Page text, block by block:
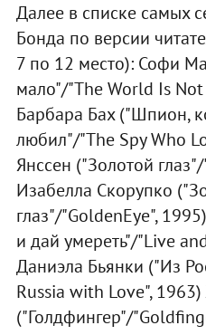
Далее в списке самых
Бонда по версии
7 по 12 место): Софи
мало"/"The World Is
Барбара Бах ("Шпион,
любил"/"The Spy Who
Янссен ("Золотой
Изабелла Скорупко
глаз"/"GoldenEye",
и дай умереть"/"Live
Даниэла Бьянки ("Из
Russia with Love",
("Голдфингер"/